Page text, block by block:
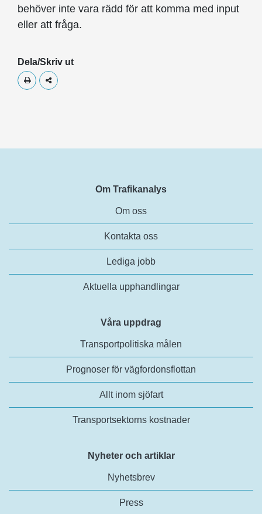
behöver inte vara rädd för att komma med input
eller att fråga.
Dela/Skriv ut
Skriv utDela
Om Trafikanalys
Om oss
Kontakta oss
Lediga jobb
Aktuella upphandlingar
Våra uppdrag
Transportpolitiska målen
Prognoser för vägfordonsflottan
Allt inom sjöfart
Transportsektorns kostnader
Nyheter och artiklar
Nyhetsbrev
Press